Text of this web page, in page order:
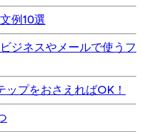
例10選
ジネスやメールで使うフ
プをおさえればOK！